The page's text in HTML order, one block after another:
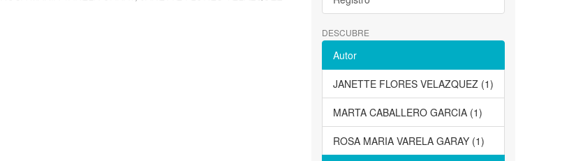
DESCUBRE
Autor
JANETTE FLORES VELAZQUEZ (1)
MARTA CABALLERO GARCIA (1)
ROSA MARIA VARELA GARAY (1)